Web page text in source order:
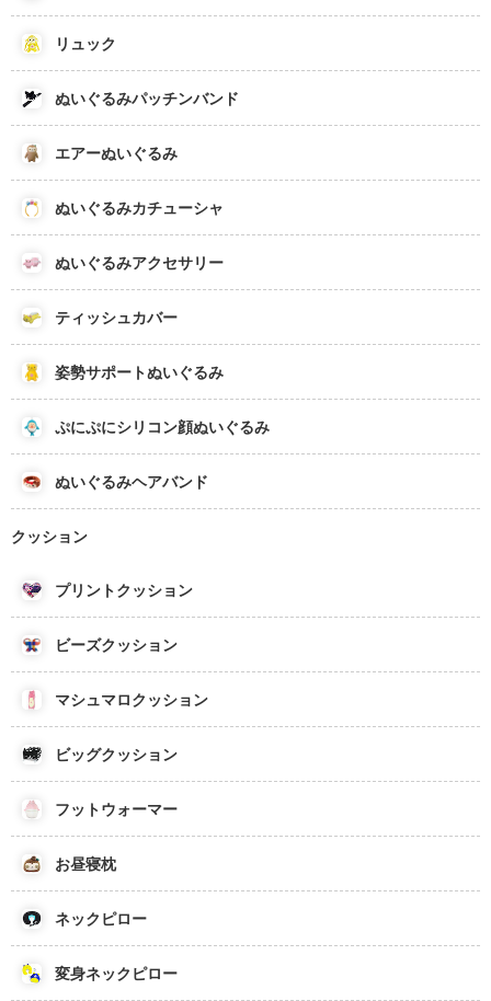
リュック
ぬいぐるみパッチンバンド
エアーぬいぐるみ
ぬいぐるみカチューシャ
ぬいぐるみアクセサリー
ティッシュカバー
姿勢サポートぬいぐるみ
ぷにぷにシリコン顔ぬいぐるみ
ぬいぐるみヘアバンド
クッション
プリントクッション
ビーズクッション
マシュマロクッション
ビッグクッション
フットウォーマー
お昼寝枕
ネックピロー
変身ネックピロー